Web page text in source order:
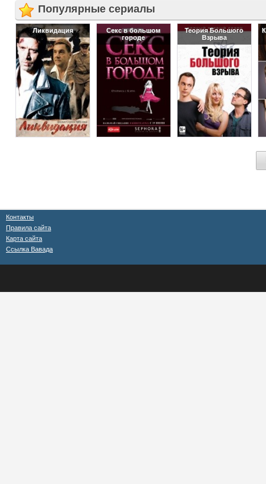
Популярные сериалы
Ликвидация
Секс в большом
городе
Теория Большого
Взрыва
Контакты
Правила сайта
Карта сайта
Ссылка Вавада